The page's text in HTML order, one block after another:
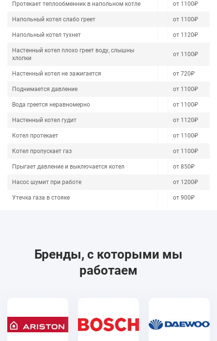
Протекает теплообменник в напольном котле от 1100₽
Напольный котел слабо греет от 1100₽
Напольный котел тухнет от 1120₽
Настенный котел плохо греет воду, слышны
хлопки
от 1100₽
Настенный котел не зажигается от 720₽
Поднимается давление от 1100₽
Вода греется неравномерно от 1100₽
Настенный котел гудит от 1120₽
Котел протекает от 1100₽
Котел пропускает газ от 1100₽
Прыгает давление и выключается котел от 850₽
Насос шумит при работе от 1200₽
Утечка газа в стояке от 900₽
Бренды, с которыми мы
работаем